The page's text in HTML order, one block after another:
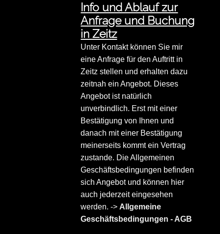
Info und Ablauf zur
Anfrage und Buchung
in Zeitz
Unter Kontakt können Sie mir
eine Anfrage für den Auftritt in
Zeitz stellen und erhalten dazu
zeitnah ein Angebot. Dieses
Angebot ist natürlich
unverbindlich. Erst mit einer
Bestätigung von Ihnen und
danach mit einer Bestätigung
meinerseits kommt ein Vertrag
zustande. Die Allgemeinen
Geschäftsbedingungen befinden
sich Angebot und können hier
auch jederzeit eingesehen
werden. ->Allgemeine
Geschäftsbedingungen - AGB